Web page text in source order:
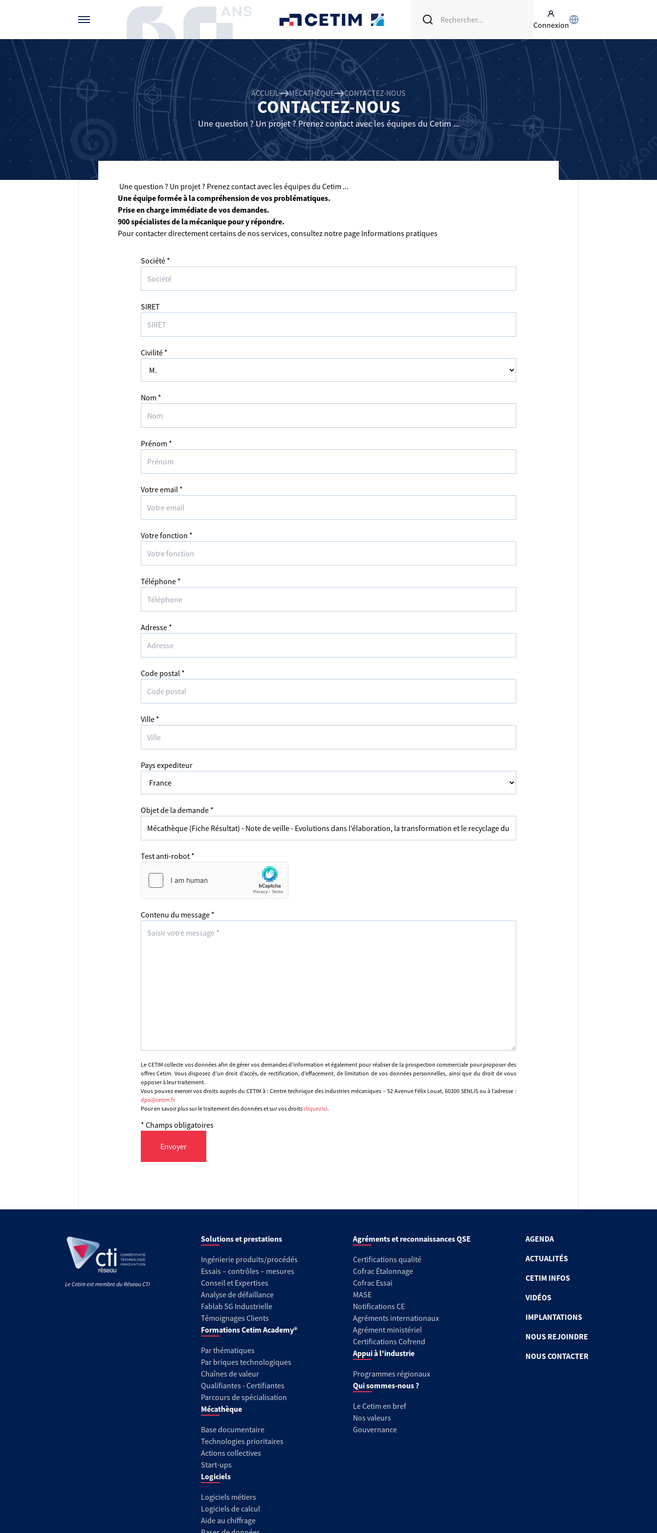
Connexion
ACCUEIL MÉCATHÈQUE CONTACTEZ-NOUS
CONTACTEZ-NOUS
Une question ? Un projet ? Prenez contact avec les équipes du Cetim ...
Une question ? Un projet ? Prenez contact avec les équipes du Cetim ...
Une équipe formée à la compréhension de vos problématiques.
Prise en charge immédiate de vos demandes.
900 spécialistes de la mécanique pour y répondre.
Pour contacter directement certains de nos services, consultez notre page Informations pratiques
Société *
SIRET
Civilité *
Nom *
Prénom *
Votre email *
Votre fonction *
Téléphone *
Adresse *
Code postal *
Ville *
Pays expediteur
Objet de la demande *
Test anti-robot *
Contenu du message *
Le CETIM collecte vos données afin de gérer vos demandes d’information et également pour réaliser de la prospection commerciale pour proposer des
offres Cetim. Vous disposez d’un droit d’accès, de rectification, d’effacement, de limitation de vos données personnelles, ainsi que du droit de vous
opposer à leur traitement.
Vous pouvez exercer vos droits auprès du CETIM à : Centre technique des industries mécaniques – 52 Avenue Félix Louat, 60300 SENLIS ou à l’adresse :
dpo@cetim.fr
Pour en savoir plus sur le traitement des données et sur vos droitscliquez ici.
* Champs obligatoires
Envoyer
Solutions et prestations
Ingénierie produits/procédés
Essais – contrôles – mesures
Conseil et Expertises
Analyse de défaillance
Fablab 5G Industrielle
Témoignages Clients
Formations Cetim Academy®
Par thématiques
Par briques technologiques
Chaînes de valeur
Qualifiantes - Certifiantes
Parcours de spécialisation
Mécathèque
Base documentaire
Technologies prioritaires
Actions collectives
Start-ups
Logiciels
Logiciels métiers
Logiciels de calcul
Aide au chiffrage
Agréments et reconnaissances QSE
Certifications qualité
Cofrac Étalonnage
Cofrac Essai
MASE
Notifications CE
Agréments internationaux
Agrément ministériel
Certifications Cofrend
Appui à l'industrie
Programmes régionaux
Qui sommes-nous ?
Le Cetim en bref
Nos valeurs
Gouvernance
AGENDA
ACTUALITÉS
CETIM INFOS
VIDÉOS
IMPLANTATIONS
NOUS REJOINDRE
NOUS CONTACTER